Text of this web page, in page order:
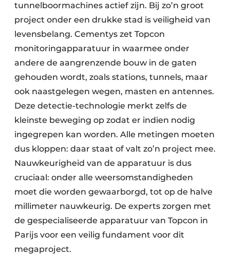
tunnelboormachines actief zijn. Bij zo’n groot
project onder een drukke stad is veiligheid van
levensbelang. Cementys zet Topcon
monitoringapparatuur in waarmee onder
andere de aangrenzende bouw in de gaten
gehouden wordt, zoals stations, tunnels, maar
ook naastgelegen wegen, masten en antennes.
Deze detectie-technologie merkt zelfs de
kleinste beweging op zodat er indien nodig
ingegrepen kan worden. Alle metingen moeten
dus kloppen: daar staat of valt zo’n project mee.
Nauwkeurigheid van de apparatuur is dus
cruciaal: onder alle weersomstandigheden
moet die worden gewaarborgd, tot op de halve
millimeter nauwkeurig. De experts zorgen met
de gespecialiseerde apparatuur van Topcon in
Parijs voor een veilig fundament voor dit
megaproject.